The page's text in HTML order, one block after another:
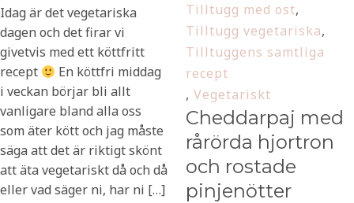
Idag är det vegetariska
dagen och det firar vi
givetvis med ett köttfritt
recept
En köttfri middag
i veckan börjar bli allt
vanligare bland alla oss
som äter kött och jag måste
säga att det är riktigt skönt
att äta vegetariskt då och då
eller vad säger ni, har ni […]
Tilltugg med ost,
Tilltugg vegetariska,
Tilltuggens samtliga
recept
,Vegetariskt
Cheddarpaj med
rårörda hjortron
och rostade
pinjenötter